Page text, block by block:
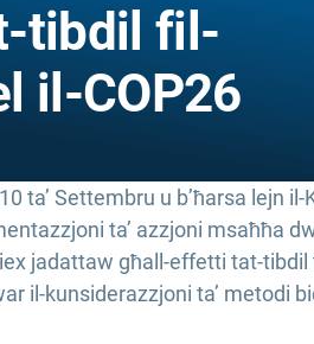
tibdil fil-
il-COP26
ta’ Settembru u b’ħarsa lejn
ta’ azzjoni msaħħa
jadattaw għall-effetti tat-
il-kunsiderazzjoni ta’ metodi